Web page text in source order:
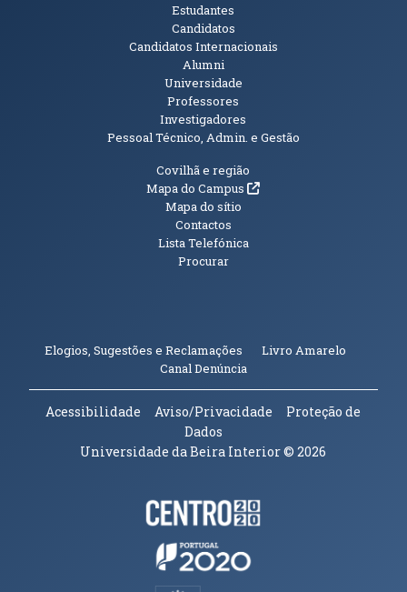
Estudantes
Candidatos
Candidatos Internacionais
Alumni
Universidade
Professores
Investigadores
Pessoal Técnico, Admin. e Gestão
Informações Adicionais
Covilhã e região
Mapa do Campus(abre em nova janela)
Mapa do sítio
Contactos
Lista Telefónica
Procurar
Elogios, Sugestões e Reclamações Livro Amarelo
Canal Denúncia(abre em nova janela)
Acessibilidade Aviso/Privacidade
Proteção de
Dados
Universidade da Beira Interior© 2026
Parceiros e Financiadores